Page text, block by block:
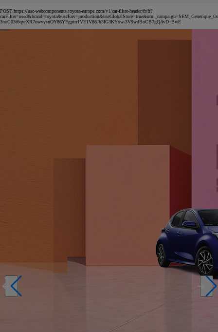
POST https://usc-webcomponents.toyota-europe.com/v1/car-filter-header/fr/fr?
3noC03t6qyrXR7owvysnOY86YFgptrr1VE1V86Jb3lG3KYxw-3V9wdBoCB7gQAvD_BwE